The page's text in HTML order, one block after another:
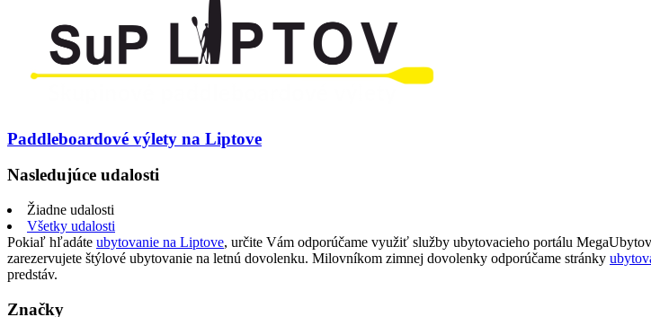
Paddleboardové výlety na Liptove
Nasledujúce udalosti
Žiadne udalosti
Všetky udalosti
Pokiaľ hľadáte ubytovanie na Liptove, určite Vám odporúčame využiť služby ubytovacieho portálu
zarezervujete štýlové ubytovanie na letnú dovolenku. Milovníkom zimnej dovolenky odporúčame stránky
predstáv.
Značky